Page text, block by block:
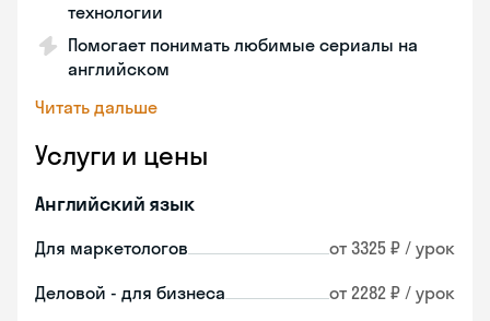
технологии
Помогает понимать любимые сериалы на
английском
Читать дальше
Услуги и цены
Английский язык
Для маркетологов от 3325 ₽ / урок
Деловой - для бизнеса от 2282 ₽ / урок